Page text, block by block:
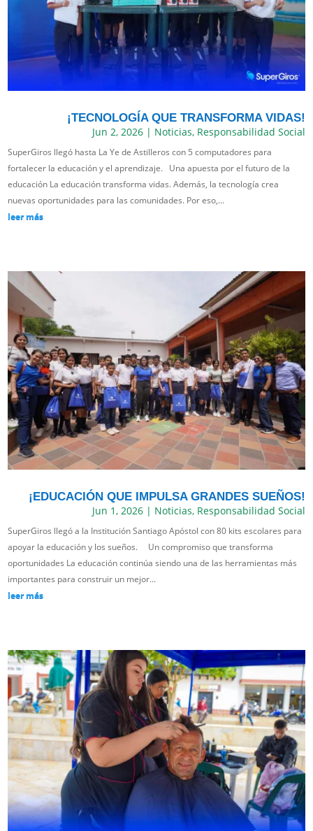
¡TECNOLOGÍA QUE TRANSFORMA VIDAS!
Jun 2, 2026| Noticias, Responsabilidad Social
SuperGiros llegó hasta La Ye de Astilleros con 5 computadores para
fortalecer la educación y el aprendizaje. Una apuesta por el futuro de la
educación La educación transforma vidas. Además, la tecnología crea
nuevas oportunidades para las comunidades. Por eso,...
leer más
¡EDUCACIÓN QUE IMPULSA GRANDES SUEÑOS!
Jun 1, 2026| Noticias, Responsabilidad Social
SuperGiros llegó a la Institución Santiago Apóstol con 80 kits escolares para
apoyar la educación y los sueños. Un compromiso que transforma
oportunidades La educación continúa siendo una de las herramientas más
importantes para construir un mejor...
leer más